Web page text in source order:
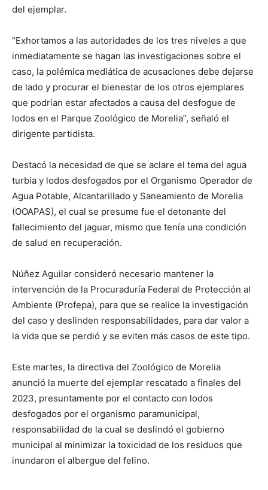
del ejemplar.
“Exhortamos a las autoridades de los tres niveles a que
inmediatamente se hagan las investigaciones sobre el
caso, la polémica mediática de acusaciones debe dejarse
de lado y procurar el bienestar de los otros ejemplares
que podrían estar afectados a causa del desfogue de
lodos en el Parque Zoológico de Morelia”, señaló el
dirigente partidista.
Destacó la necesidad de que se aclare el tema del agua
turbia y lodos desfogados por el Organismo Operador de
Agua Potable, Alcantarillado y Saneamiento de Morelia
(OOAPAS), el cual se presume fue el detonante del
fallecimiento del jaguar, mismo que tenía una condición
de salud en recuperación.
Núñez Aguilar consideró necesario mantener la
intervención de la Procuraduría Federal de Protección al
Ambiente (Profepa), para que se realice la investigación
del caso y deslinden responsabilidades, para dar valor a
la vida que se perdió y se eviten más casos de este tipo.
Este martes, la directiva del Zoológico de Morelia
anunció la muerte del ejemplar rescatado a finales del
2023, presuntamente por el contacto con lodos
desfogados por el organismo paramunicipal,
responsabilidad de la cual se deslindó el gobierno
municipal al minimizar la toxicidad de los residuos que
inundaron el albergue del felino.